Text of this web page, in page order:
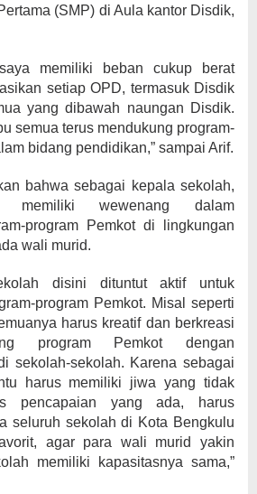
(SMP) di Aula kantor Disdik,
memiliki beban cukup berat
setiap OPD, termasuk Disdik
yang dibawah naungan Disdik.
semua terus mendukung program-
bidang pendidikan,” sampai Arif.
bahwa sebagai kepala sekolah,
memiliki wewenang dalam
program Pemkot di lingkungan
wali murid.
disini dituntut aktif untuk
program Pemkot. Misal seperti
harus kreatif dan berkreasi
program Pemkot dengan
sekolah-sekolah. Karena sebagai
harus memiliki jiwa yang tidak
pencapaian yang ada, harus
seluruh sekolah di Kota Bengkulu
agar para wali murid yakin
memiliki kapasitasnya sama,”